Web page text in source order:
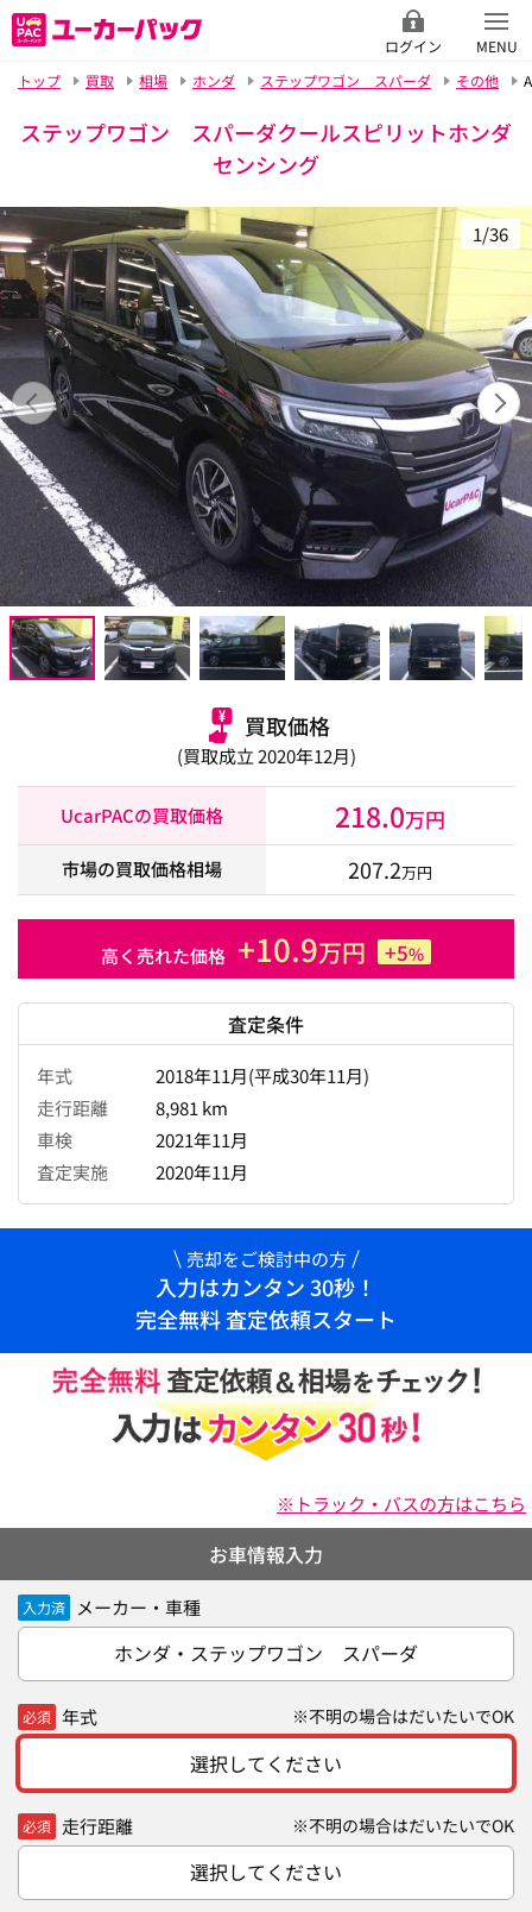
ログイン
MENU
トップ
買取 相場 ホンダ ステップワゴン スパーダ その他
ステップワゴン スパーダクールスピリットホンダ
センシング
1/36
買取価格
(買取成立 2020年12月)
UcarPACの買取価格 218.0万円
市場の買取価格相場 207.2万円
高く売れた価格 +10.9万円 +5%
査定条件
年式
2018年11月(平成30年11月)
走行距離
8,981 km
車検
2021年11月
査定実施
2020年11月
売却をご検討中の方
入力はカンタン 30秒！
完全無料 査定依頼スタート
※トラック・バスの方はこちら
お車情報入力
入力済 メーカー・車種
ホンダ・ステップワゴン スパーダ
必須 年式 ※不明の場合はだいたいでOK
選択してください
必須 走行距離 ※不明の場合はだいたいでOK
選択してください